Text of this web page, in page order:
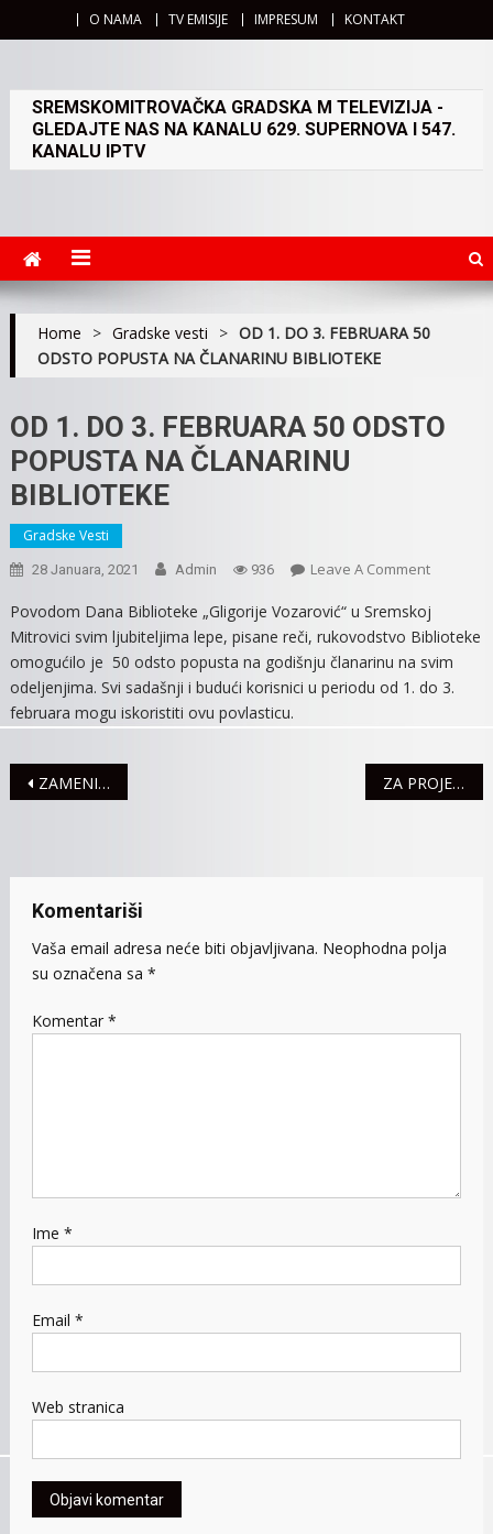
O NAMA TV EMISIJE IMPRESUM KONTAKT
SREMSKOMITROVAČKA GRADSKA M TELEVIZIJA -
GLEDAJTE NAS NA KANALU 629. SUPERNOVA I 547.
KANALU IPTV
Home > Gradske vesti > OD 1. DO 3. FEBRUARA 50
ODSTO POPUSTA NA ČLANARINU BIBLIOTEKE
OD 1. DO 3. FEBRUARA 50 ODSTO
POPUSTA NA ČLANARINU
BIBLIOTEKE
Gradske Vesti
28 Januara, 2021 Admin 936 Leave A CommentOn
1.
DO
3.
POPUSTA
NA
Povodom Dana Biblioteke „Gligorije Vozarović“ u Sremskoj
Mitrovici svim ljubiteljima lepe, pisane reči, rukovodstvo Biblioteke
omogućilo je 50 odsto popusta na godišnju članarinu na svim
odeljenjima. Svi sadašnji i budući korisnici u periodu od 1. do 3.
februara mogu iskoristiti ovu povlasticu.
Navigacija
ZAMENIK POKRAJINSKOG SEKRETARA ZA SAOBRAĆAJ POHVALIO RAD MITROVAČKE ZIMSKE SLUŽBE ZA PROJEKTE U OBLASTI SPORTA I SPORTSKE INFRASTRUKTURE U AP VOJVODINI 72 MILIONA DINARA
Komentariši
Vaša email adresa neće biti objavljivana. Neophodna polja
su označena sa *
Komentar *
Ime *
Email *
Web stranica